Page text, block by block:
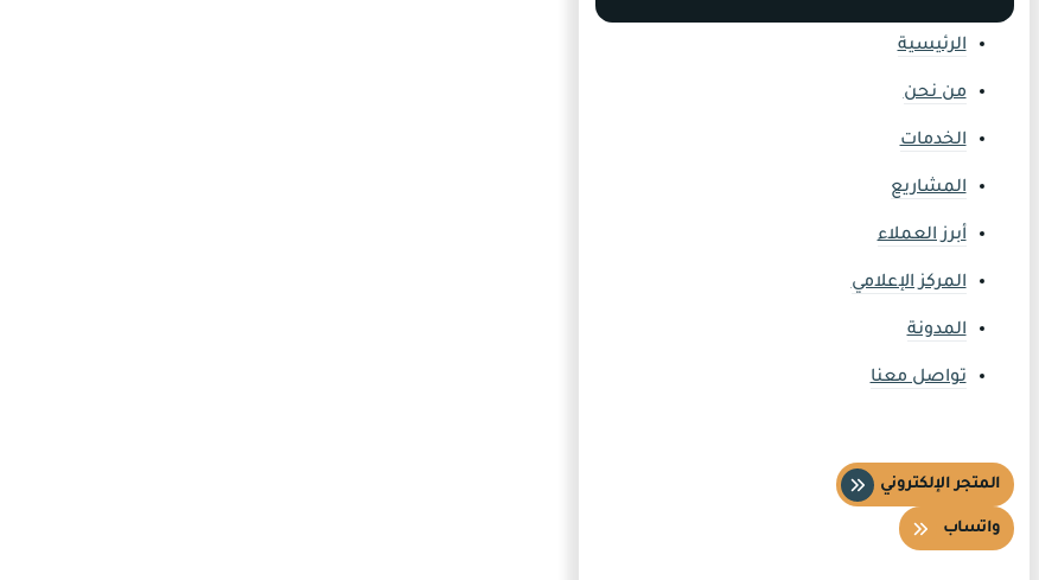
الرئيسية
من نحن
الخدمات
المشاريع
أبرز العملاء
المركز الإعلامي
المدونة
تواصل معنا
المتجر الإلكتروني
واتساب